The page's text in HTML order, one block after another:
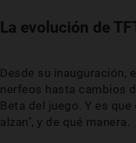
La evolución de
Desde su inauguración,
nerfeos hasta cambios
Beta del juego. Y es
alzan", y de qué manera.